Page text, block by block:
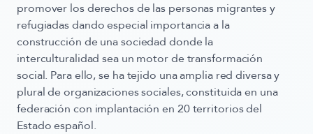
promover los derechos de las personas migrantes y
refugiadas dando especial importancia a la
construcción de una sociedad donde la
interculturalidad sea un motor de transformación
social. Para ello, se ha tejido una amplia red diversa y
plural de organizaciones sociales, constituida en una
federación con implantación en 20 territorios del
Estado español.